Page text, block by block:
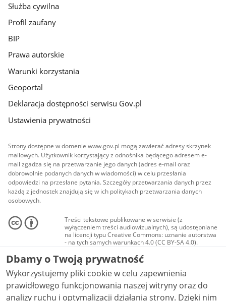
Służba cywilna
Profil zaufany
BIP
Prawa autorskie
Warunki korzystania
Geoportal
Deklaracja dostępności serwisu Gov.pl
Ustawienia prywatności
Strony dostępne w domenie www.gov.pl mogą zawierać adresy skrzynek
mailowych. Użytkownik korzystający z odnośnika będącego adresem e-
mail zgadza się na przetwarzanie jego danych (adres e-mail oraz
dobrowolnie podanych danych w wiadomości) w celu przesłania
odpowiedzi na przesłane pytania. Szczegóły przetwarzania danych przez
każdą z jednostek znajdują się w ich politykach przetwarzania danych
osobowych.
Treści tekstowe publikowane w serwisie (z
wyłączeniem treści audiowizualnych), są udostępniane
na licencji typu Creative Commons: uznanie autorstwa
- na tych samych warunkach 4.0 (CC BY-SA 4.0).
Materiały audiowizualne, w tym zdjęcia, materiały
audio i wideo, są udostępniane na licencji typu
Creative Commons: uznanie autorstwa użycie
niekomercyjne - bez utworów zależnych 4.0 (CC BY-
NC-ND 4.0), o ile nie jest to stwierdzone inaczej.
Dbamy o Twoją prywatność
Wykorzystujemy pliki cookie w celu zapewnienia
prawidłowego funkcjonowania naszej witryny oraz do
analizy ruchu i optymalizacji działania strony. Dzięki nim